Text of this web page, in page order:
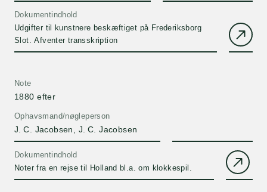
Dokumentindhold
Udgifter til kunstnere beskæftiget på Frederiksborg
Slot. Afventer transskription
Ophavsmand/nøgleperson
J. C. Jacobsen, J. C. Jacobsen
Note
1880 efter
Dokumentindhold
Noter fra en rejse til Holland bl.a. om klokkespil.